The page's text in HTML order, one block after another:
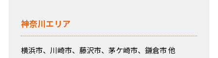
神奈川エリア
横浜市、川崎市、藤沢市、茅ケ崎市、鎌倉市 他